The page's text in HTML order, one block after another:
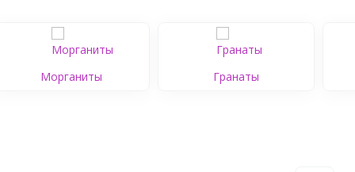
Морганиты Гранаты